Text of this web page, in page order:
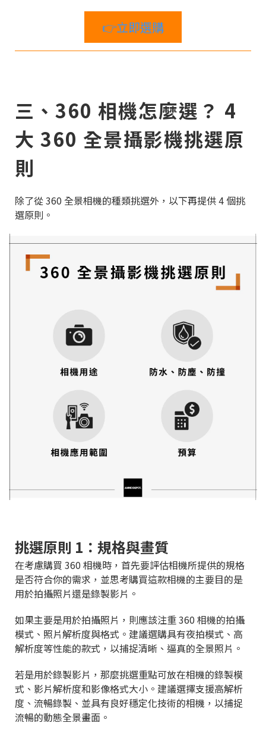
👉立即選購
三、360 相機怎麼選？ 4
大 360 全景攝影機挑選原
則
除了從 360 全景相機的種類挑選外，以下再提供 4 個挑
選原則。
挑選原則 1：規格與畫質
在考慮購買 360 相機時，首先要評估相機所提供的規格
是否符合你的需求，並思考購買這款相機的主要目的是
用於拍攝照片還是錄製影片。
如果主要是用於拍攝照片，則應該注重 360 相機的拍攝
模式、照片解析度與格式。建議選購具有夜拍模式、高
解析度等性能的款式，以捕捉清晰、逼真的全景照片。
若是用於錄製影片，那麼挑選重點可放在相機的錄製模
式、影片解析度和影像格式大小。建議選擇支援高解析
度、流暢錄製、並具有良好穩定化技術的相機，以捕捉
流暢的動態全景畫面。